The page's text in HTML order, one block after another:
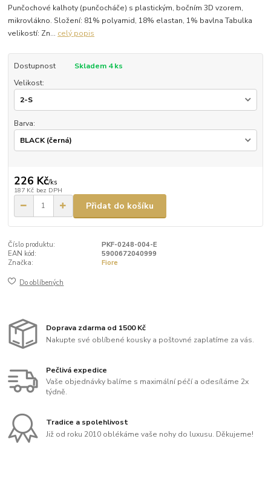
Punčochové kalhoty (punčocháče) s plastickým, bočním 3D vzorem,
mikrovlákno. Složení: 81% polyamid, 18% elastan, 1% bavlna Tabulka
velikostí: Zn... celý popis
Dostupnost
Skladem 4 ks
Velikost:
Barva:
226 Kč/ks
187 Kč bez DPH
Přidat do košíku
Číslo produktu:
PKF-0248-004-E
EAN kód:
5900672040999
Značka:
Fiore
Do oblíbených
Doprava zdarma od 1500 Kč
Nakupte své oblíbené kousky a poštovné zaplatíme za vás.
Pečlivá expedice
Vaše objednávky balíme s maximální péčí a odesíláme 2x
týdně.
Tradice a spolehlivost
Již od roku 2010 oblékáme vaše nohy do luxusu. Děkujeme!